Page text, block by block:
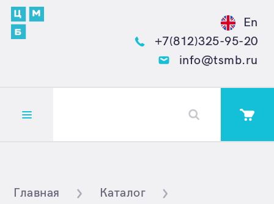
En
+7(812)325-95-20
info@tsmb.ru
Открыть меню
Главная
Каталог